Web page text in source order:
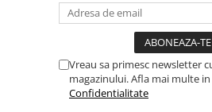
Balonul se livreaza neumflat.
Setul contine un pai transparent
Poate fi umflat cu aer sau heliu.
Vreau sa primesc newsletter
magazinului. Afla mai multe in
Confidentialitate